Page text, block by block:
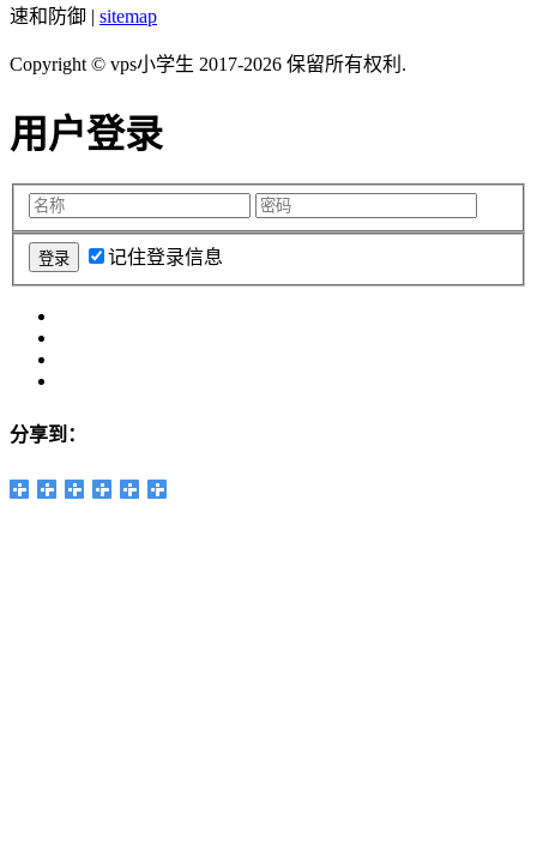
速和防御 | sitemap
Copyright © vps小学生 2017-2026 保留所有权利.
用户登录
记住登录信息
分享到：